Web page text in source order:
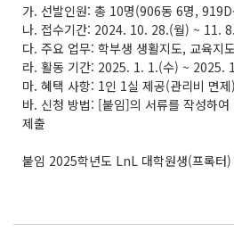
가. 선발인원: 총 10명(906동 6명,
나. 접수기간: 2024. 10. 28.(월) ~ 11.
다. 주요 업무: 학부생 생활지도, 교육지
라. 활동 기간: 2025. 1. 1.(수) ~ 2025.
마. 혜택 사항: 1인 1실 제공(관리비 면
바. 신청 방법: [붙임]의 서류를 작성하여
제출
붙임 2025학년도 LnL 대학원생(프록터